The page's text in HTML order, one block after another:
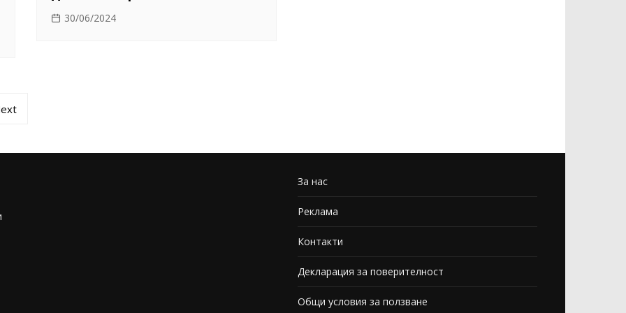
30/06/2024
За нас
Реклама
Контакти
Декларация за поверителност
Общи условия за ползване